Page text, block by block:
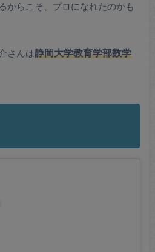
からこそ、プロになれたのかも
さんは静岡大学教育学部数学